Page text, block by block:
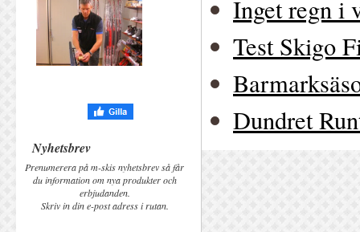
Nyhetsbrev
Prenumerera på m-skis nyhetsbrev så får
du information om nya produkter och
erbjudanden.
Skriv in din e-post adress i rutan.
Inget regn i
Test Skigo
Dundret